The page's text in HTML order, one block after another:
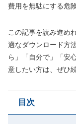
費用を無駄にする危
この記事を読み進め
適なダウンロード方
ら」「自分で」「安
意したい方は、ぜひ
目次